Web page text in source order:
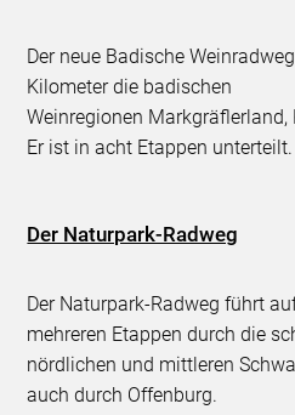
Der neue Badische
Kilometer die badischen
Weinregionen
Er ist in acht Etappen unterteilt.
Der Naturpark-Radweg
Der Naturpark-Radweg führt
mehreren Etappen durch die
nördlichen und mittleren
auch durch Offenburg.